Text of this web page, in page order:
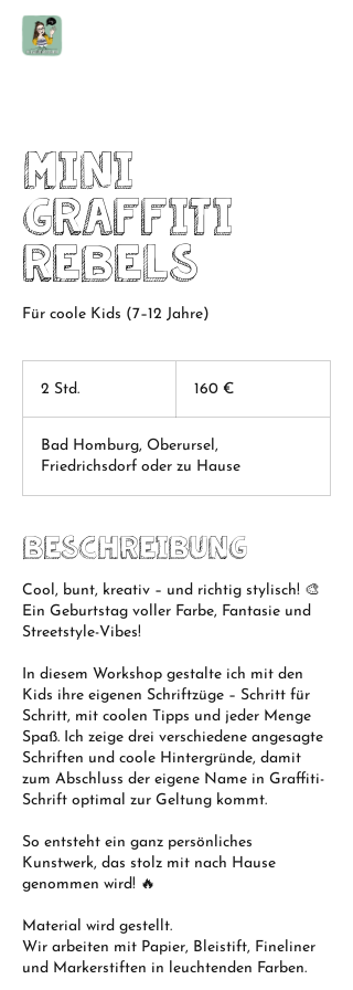
Mini
Graffiti
Rebels
Für coole Kids (7–12 Jahre)
2 Std.
d
160 €
Bad Homburg, Oberursel,
Friedrichsdorf oder zu Hause
Beschreibung
Cool, bunt, kreativ – und richtig stylisch! 🎨
Ein Geburtstag voller Farbe, Fantasie und
Streetstyle-Vibes!
In diesem Workshop gestalte ich mit den
Kids ihre eigenen Schriftzüge – Schritt für
Schritt, mit coolen Tipps und jeder Menge
Spaß. Ich zeige drei verschiedene angesagte
Schriften und coole Hintergründe, damit
zum Abschluss der eigene Name in Graffiti-
Schrift optimal zur Geltung kommt.
So entsteht ein ganz persönliches
Kunstwerk, das stolz mit nach Hause
genommen wird! 🔥
Material wird gestellt.
Wir arbeiten mit Papier, Bleistift, Fineliner
und Markerstiften in leuchtenden Farben.